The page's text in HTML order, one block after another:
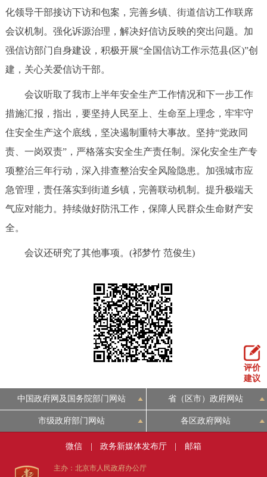
化领导干部接访下访和包案，完善乡镇、街道信访工作联席
会议机制。强化诉源治理，解决好信访反映的突出问题。加
强信访部门自身建设，积极开展“全国信访工作示范县(区)”创
建，关心关爱信访干部。
会议听取了我市上半年安全生产工作情况和下一步工作
措施汇报，指出，要坚持人民至上、生命至上理念，牢牢守
住安全生产这个底线，坚决遏制重特大事故。坚持“党政同
责、一岗双责”，严格落实安全生产责任制。深化安全生产专
项整治三年行动，深入排查整治安全风险隐患。加强城市应
急管理，责任落实到街道乡镇，完善联动机制。提升极端天
气应对能力。持续做好防汛工作，保障人民群众生命财产安
全。
会议还研究了其他事项。(祁梦竹 范俊生)
评价
建议
中国政府网及国务院部门网站 省（区市）政府网站
市级政府部门网站 各区政府网站
微信 政务新媒体发布厅 邮箱
主办：北京市人民政府办公厅